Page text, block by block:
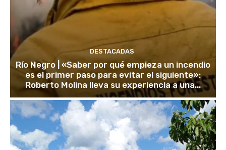
DESTACADAS
Río Negro | «Saber por qué empieza un incendio
es el primer paso para evitar el siguiente»:
Roberto Molina lleva su experiencia a una...